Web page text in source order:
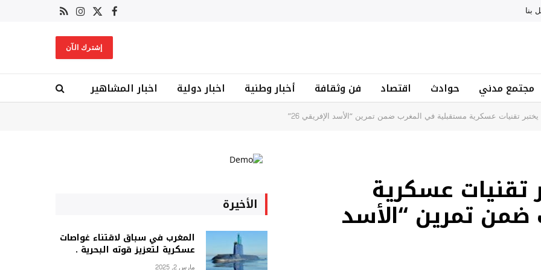
بنا فيسبوك
X
الانستغرام
RSS
إشترك الآن
مجتمع مدني حوادث اقتصاد فن وثقافة أخبار وطنية اخبار دولية اخبار المشاهير
تقنيات عسكرية مستقبلية في المغرب ضمن تمرين “الأسد الإفريقي 26”
تقنيات عسكرية
تمرين “الأسد الأخيرة
المغرب في سباق لاقتناء غواصات
عسكرية لتعزيز قوته البحرية .
مارس 2, 2025